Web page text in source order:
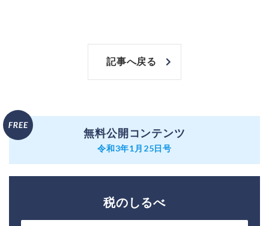
記事へ戻る
無料公開コンテンツ
令和3年1月25日号
税のしるべ